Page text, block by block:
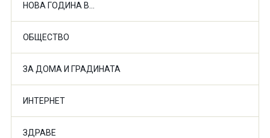
НОВА ГОДИНА В...
ОБЩЕСТВО
ЗА ДОМА И ГРАДИНАТА
ИНТЕРНЕТ
ЗДРАВЕ